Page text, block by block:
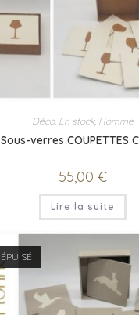
Déco, En stock, Homme
Sous-verres COUPETTES
55,00 €
Lire la suite
ÉPUISÉ